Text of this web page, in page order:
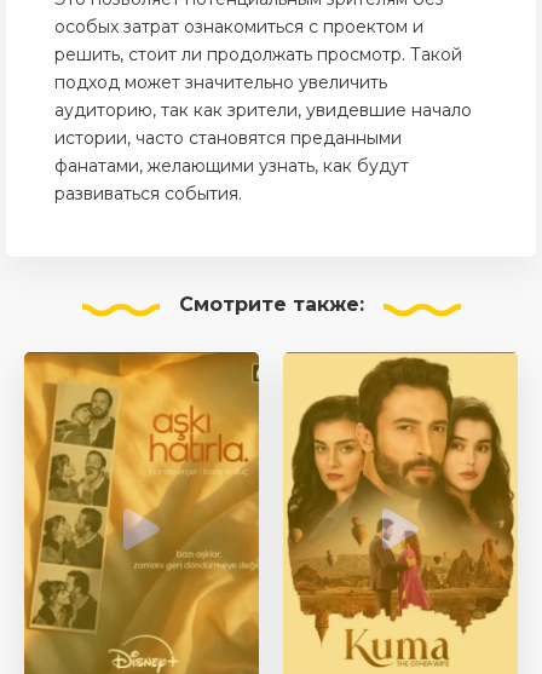
особых затрат ознакомиться с проектом и
решить, стоит ли продолжать просмотр. Такой
подход может значительно увеличить
аудиторию, так как зрители, увидевшие начало
истории, часто становятся преданными
фанатами, желающими узнать, как будут
развиваться события.
Смотрите также: